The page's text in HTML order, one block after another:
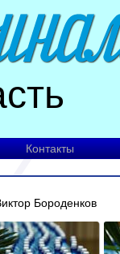
Контакты
Бороденков